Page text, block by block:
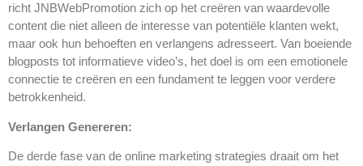
richt JNBWebPromotion zich op het creëren van waardevolle
content die niet alleen de interesse van potentiële klanten wekt,
maar ook hun behoeften en verlangens adresseert. Van boeiende
blogposts tot informatieve video’s, het doel is om een emotionele
connectie te creëren en een fundament te leggen voor verdere
betrokkenheid.
Verlangen Genereren:
De derde fase van de online marketing strategies draait om het